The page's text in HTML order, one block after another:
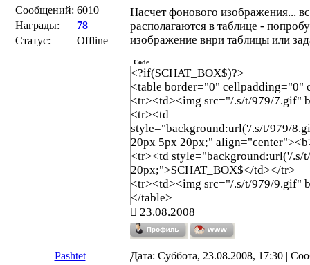
Сообщений: 6010
Награды:
78
Статус:
Offline
Насчет фонового изображения...
располагаются в таблице -
изображение внри таблицы или
Code
<?if($CHAT_BOX$)?>
<table border="0"
<tr><td><img src="/.s/t/979/7.gif"
<tr><td
style="background:url('/.s/t/979/
20px 5px 20px;"
<tr><td style="background:url('/
20px;">$CHAT_BOX$</td></tr>
<tr><td><img src="/.s/t/979/9.gif"
</table>
<?endif?>
23.08.2008
Pashtet
Дата: Суббота, 23.08.2008, 17:30 |